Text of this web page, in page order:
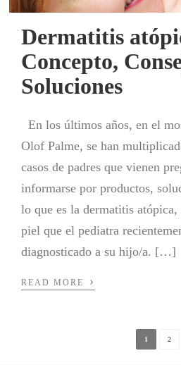
Dermatitis
Concepto,
Soluciones
En los últimos años, en el
Olof Palme, se han
casos de padres que vienen
informarse por productos,
lo que es la dermatitis
piel que el pediatra
diagnosticado a su hijo/a. […]
READ MORE ›
1 2